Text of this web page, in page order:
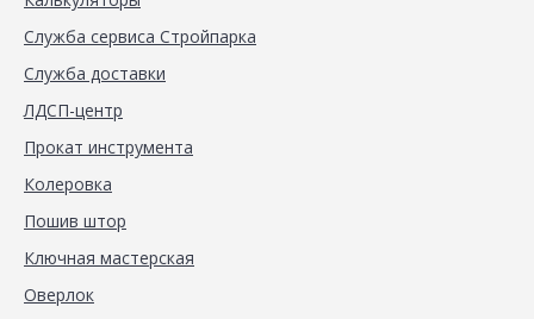
Служба сервиса Стройпарка
Служба доставки
ЛДСП-центр
Прокат инструмента
Колеровка
Пошив штор
Ключная мастерская
Оверлок